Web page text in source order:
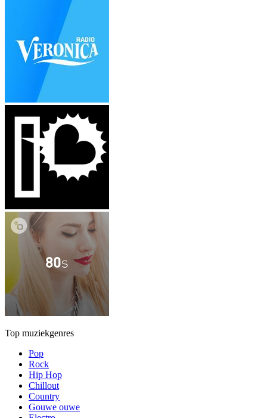
Top muziekgenres
Pop
Rock
Hip Hop
Chillout
Country
Gouwe ouwe